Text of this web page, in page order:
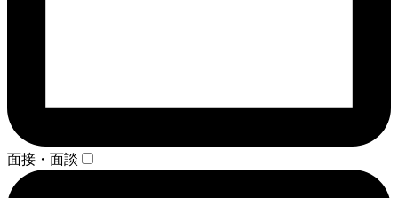
面接・面談